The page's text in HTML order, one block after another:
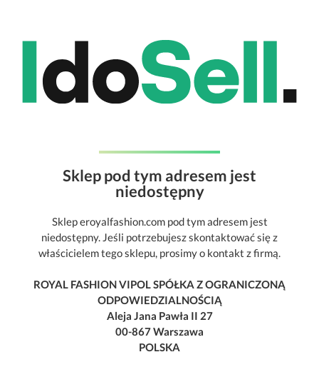
Sklep pod tym adresem jest
niedostępny
Sklep eroyalfashion.com pod tym adresem jest
niedostępny. Jeśli potrzebujesz skontaktować się z
właścicielem tego sklepu, prosimy o kontakt z firmą.
ROYAL FASHION VIPOL SPÓŁKA Z OGRANICZONĄ
ODPOWIEDZIALNOŚCIĄ
Aleja Jana Pawła II 27
00-867 Warszawa
POLSKA